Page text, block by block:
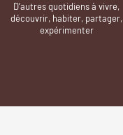
D’autres quotidiens à vivre,
découvrir, habiter, partager,
expérimenter